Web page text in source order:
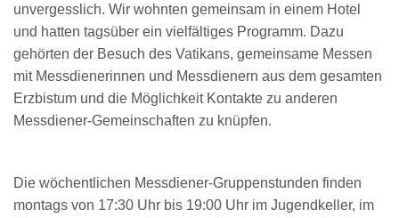
unvergesslich. Wir wohnten gemeinsam in einem Hotel
und hatten tagsüber ein vielfältiges Programm. Dazu
gehörten der Besuch des Vatikans, gemeinsame Messen
mit Messdienerinnen und Messdienern aus dem gesamten
Erzbistum und die Möglichkeit Kontakte zu anderen
Messdiener-Gemeinschaften zu knüpfen.
Die wöchentlichen Messdiener-Gruppenstunden finden
montags von 17:30 Uhr bis 19:00 Uhr im Jugendkeller, im